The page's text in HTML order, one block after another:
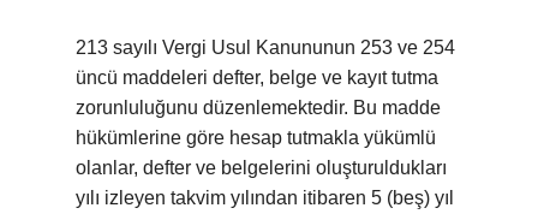
213 sayılı Vergi Usul Kanununun 253 ve 254
üncü maddeleri defter, belge ve kayıt tutma
zorunluluğunu düzenlemektedir. Bu madde
hükümlerine göre hesap tutmakla yükümlü
olanlar, defter ve belgelerini oluşturuldukları
yılı izleyen takvim yılından itibaren 5 (beş) yıl